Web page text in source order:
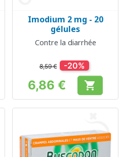
Imodium 2 mg - 20
gélules
Contre la diarrhée
8,59 € -20%
Prix
6,86 € 